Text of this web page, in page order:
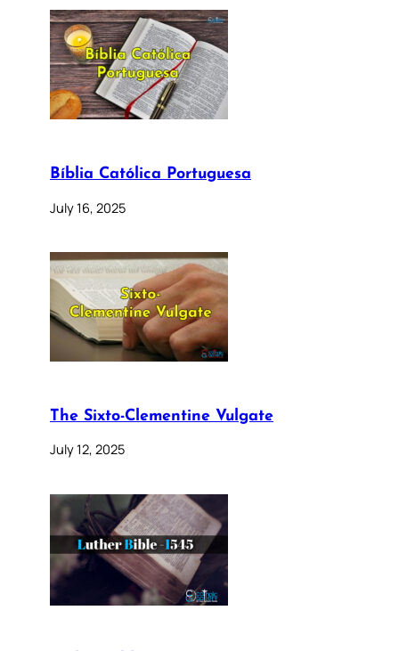
Bíblia Católica Portuguesa
July 16, 2025
The Sixto-Clementine Vulgate
July 12, 2025